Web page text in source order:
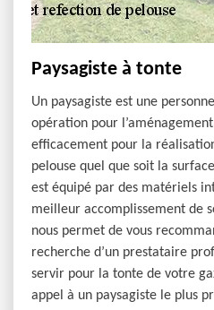
Paysagiste à tonte
Un paysagiste est une
opération pour
efficacement pour la
pelouse quel que soit la
est équipé par des matériels
meilleur accomplissement de
nous permet de vous
recherche d’un prestataire
servir pour la tonte de votre
appel à un paysagiste le plus